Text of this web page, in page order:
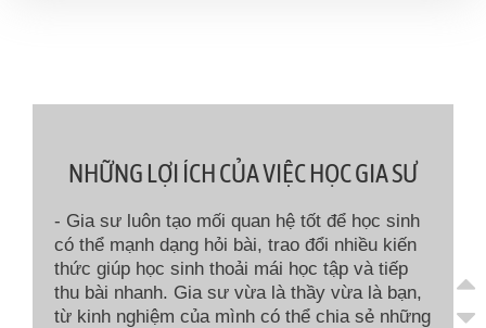
NHỮNG LỢI ÍCH CỦA VIỆC HỌC GIA SƯ
- Gia sư luôn tạo mối quan hệ tốt để học sinh
có thể mạnh dạng hỏi bài, trao đổi nhiều kiến
thức giúp học sinh thoải mái học tập và tiếp
thu bài nhanh. Gia sư vừa là thầy vừa là bạn,
từ kinh nghiệm của mình có thể chia sẻ những